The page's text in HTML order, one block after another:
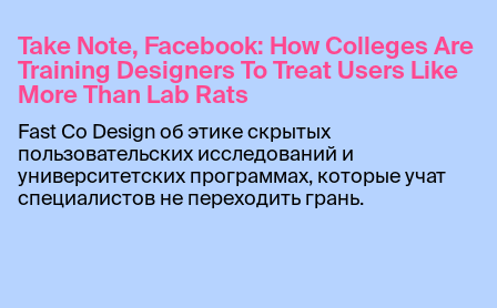
Take Note, Facebook: How Colleges Are
Training Designers To Treat Users Like
More Than Lab Rats
Fast Co Design об этике скрытых
пользовательских исследований и
университетских программах, которые учат
специалистов не переходить грань.